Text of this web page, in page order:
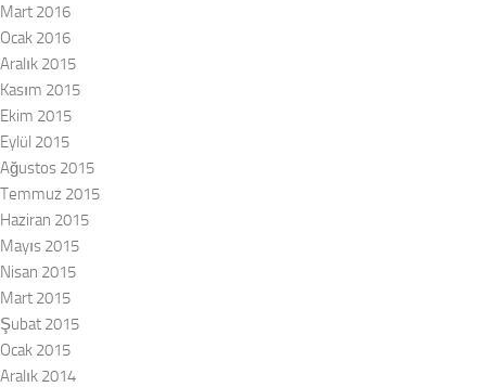
Mart 2016
Ocak 2016
Aralık 2015
Kasım 2015
Ekim 2015
Eylül 2015
Ağustos 2015
Temmuz 2015
Haziran 2015
Mayıs 2015
Nisan 2015
Mart 2015
Şubat 2015
Ocak 2015
Aralık 2014